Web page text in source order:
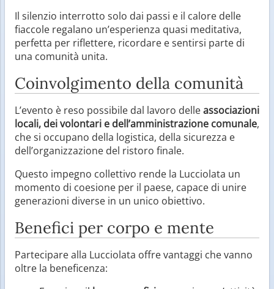
Il silenzio interrotto solo dai passi e il calore delle
fiaccole regalano un’esperienza quasi meditativa,
perfetta per riflettere, ricordare e sentirsi parte di
una comunità unita.
Coinvolgimento della comunità
L’evento è reso possibile dal lavoro delleassociazioni
locali, dei volontari e dell’amministrazione comunale,
che si occupano della logistica, della sicurezza e
dell’organizzazione del ristoro finale.
Questo impegno collettivo rende la Lucciolata un
momento di coesione per il paese, capace di unire
generazioni diverse in un unico obiettivo.
Benefici per corpo e mente
Partecipare alla Lucciolata offre vantaggi che vanno
oltre la beneficenza: